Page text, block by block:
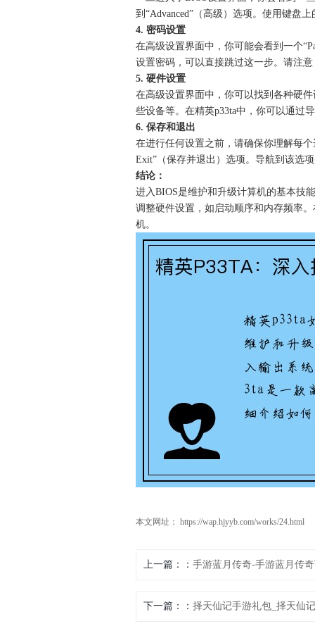
到“Advanced”（高级）选项。使用键盘
4. 密码设置
在高级设置界面中，你可能会看到一个
设置密码，可以直接跳过这一步。请注
5. 硬件设置
在高级设置界面中，你可以找到各种硬
些设备等。在精英p33ta中，你可以通过
6. 保存和退出
在进行任何设置之前，请确保你理解每
Exit”（保存并退出）选项。导航到该选
结论：
进入BIOS是维护和升级计算机的基本技
调整硬件设置，如启动顺序和内存频率
机。
本文网址： https://wap.hjyyb.com/works/24.html
上一篇： 手游蓝月传奇-手游蓝月传
下一篇： 择天仙记手游礼包_择天仙